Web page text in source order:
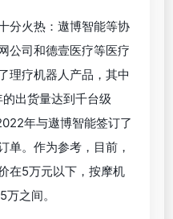
分火热：遨博智能等协
公司和德壹医疗等医疗
理疗机器人产品，其中
出货量达到千台级
年与遨博智能签订了
单。作为参考，目前，
在5万元以下，按摩机
之间。